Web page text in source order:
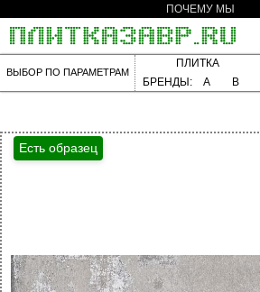
ПОЧЕМУ МЫ
ВЫБОР ПО ПАРАМЕТРАМ
ПЛИТКА
БРЕНДЫ:
A B
Есть образец